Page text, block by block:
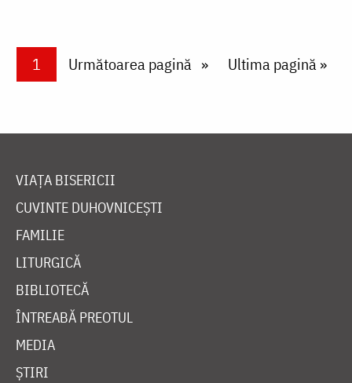
PaginareCurrent page
1 Next page
Următoarea pagină Last page
Ultima pagină »
VIAȚA BISERICII
CUVINTE DUHOVNICEȘTI
FAMILIE
LITURGICĂ
BIBLIOTECĂ
ÎNTREABĂ PREOTUL
MEDIA
ȘTIRI